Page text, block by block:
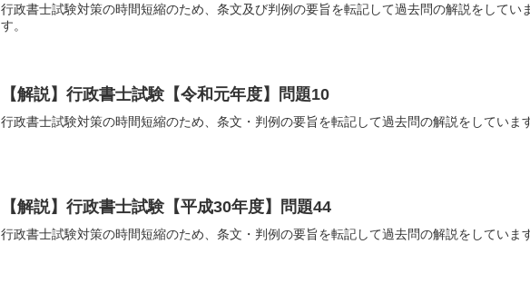
行政書士試験対策の時間短縮のため、条文及び判例の要旨を転記して過去問の解説をしてい
す。
【解説】行政書士試験【令和元年度】問題10
行政書士試験対策の時間短縮のため、条文・判例の要旨を転記して過去問の解説をしていま
【解説】行政書士試験【平成30年度】問題44
行政書士試験対策の時間短縮のため、条文・判例の要旨を転記して過去問の解説をしていま